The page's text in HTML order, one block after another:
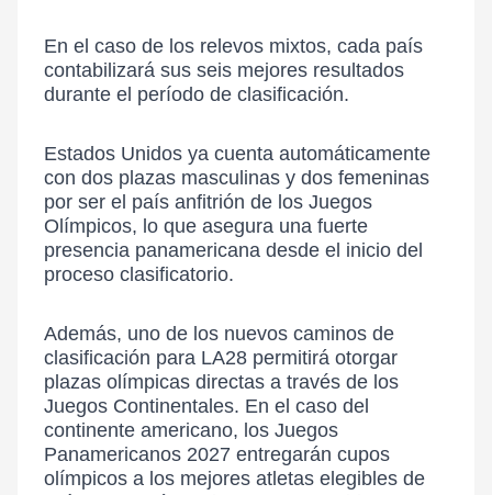
En el caso de los relevos mixtos, cada país
contabilizará sus seis mejores resultados
durante el período de clasificación.
Estados Unidos ya cuenta automáticamente
con dos plazas masculinas y dos femeninas
por ser el país anfitrión de los Juegos
Olímpicos, lo que asegura una fuerte
presencia panamericana desde el inicio del
proceso clasificatorio.
Además, uno de los nuevos caminos de
clasificación para LA28 permitirá otorgar
plazas olímpicas directas a través de los
Juegos Continentales. En el caso del
continente americano, los Juegos
Panamericanos 2027 entregarán cupos
olímpicos a los mejores atletas elegibles de